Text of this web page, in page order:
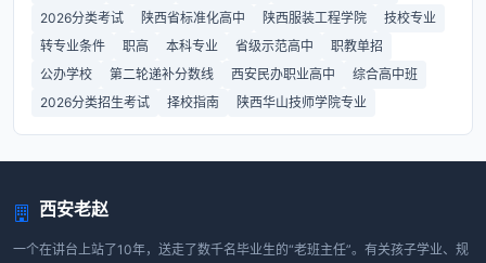
2026分类考试
陕西省标准化高中 陕西服装工程学院
技校专业
转专业条件
职高 本科专业 省级示范高中
职教单招
公办学校
第二轮递补分数线 西安民办职业高中
综合高中班
2026分类招生考试
择校指南 陕西华山技师学院专业
西安老赵
一个在讲台上站了10年，送走了数千名毕业生的“老班主任”。有关孩子学业、规